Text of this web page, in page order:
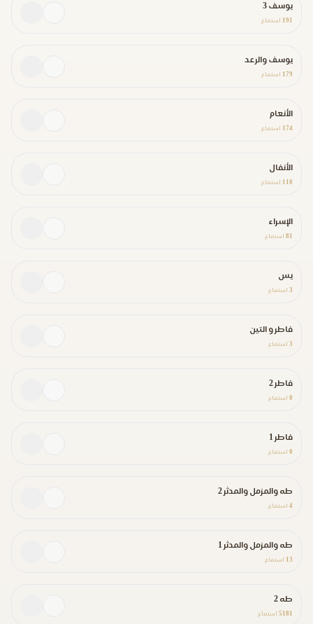
يوسف 3
191 استماع
يوسف والرعد
179 استماع
الأنعام
174 استماع
الأنفال
110 استماع
الإسراء
81 استماع
يس
3 استماع
فاطر و التين
3 استماع
فاطر 2
0 استماع
فاطر 1
0 استماع
طه والمزمل والمدثر 2
4 استماع
طه والمزمل والمدثر 1
13 استماع
طه 2
5181 استماع